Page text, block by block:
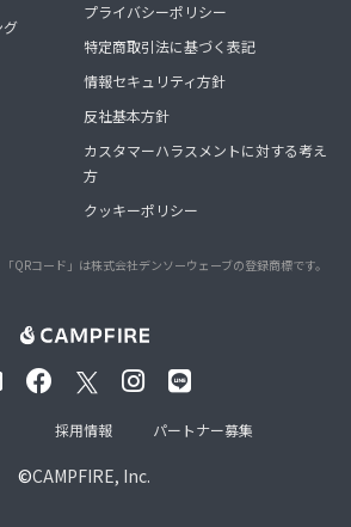
グ
プライバシーポリシー
特定商取引法に基づく表記
情報セキュリティ方針
反社基本方針
カスタマーハラスメントに対する考え
方
クッキーポリシー
「QRコード」は株式会社デンソーウェーブの登録商標です。
©CAMPFIRE, Inc.
採用情報 パートナー募集